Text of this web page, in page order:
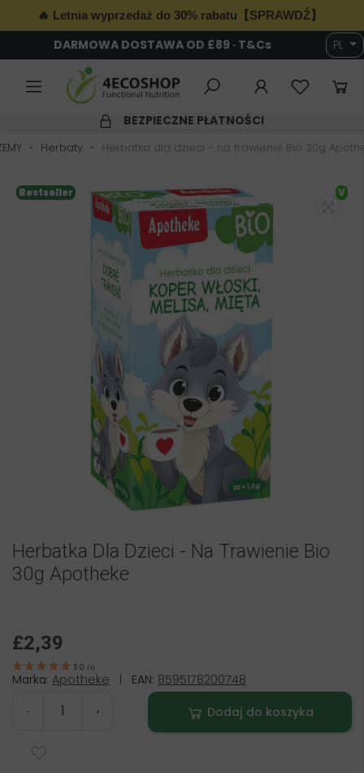
🔥 Letnia wyprzedaż do 30% rabatu【SPRAWDŹ】
DARMOWA DOSTAWA OD £89 · T&Cs PL
BEZPIECZNE PŁATNOŚCI
Herbaty Herbatka dla dzieci - na trawienie Bio 30g
Bestseller V
Herbatka Dla Dzieci - Na Trawienie Bio
30g Apotheke
£2,39
5.0 (1)
Marka: Apotheke | EAN: 8595178200748
- + Dodaj do koszyka